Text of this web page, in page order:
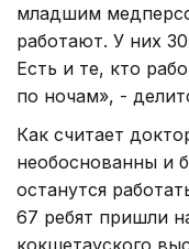
младшим
работают. У них
Есть и те, кто
по ночам», -
Как считает
необоснованны и
останутся
67 ребят пришли
кокшетауского